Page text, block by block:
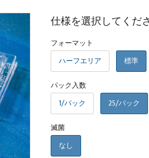
仕様を選択してくだ
フォーマット
ハーフエリア
標準
パック入数
1/パック
25/パック
滅菌
なし